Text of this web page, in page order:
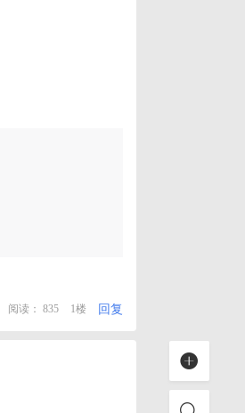
阅读： 835 1楼 回复